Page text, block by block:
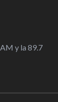
y la 89.7